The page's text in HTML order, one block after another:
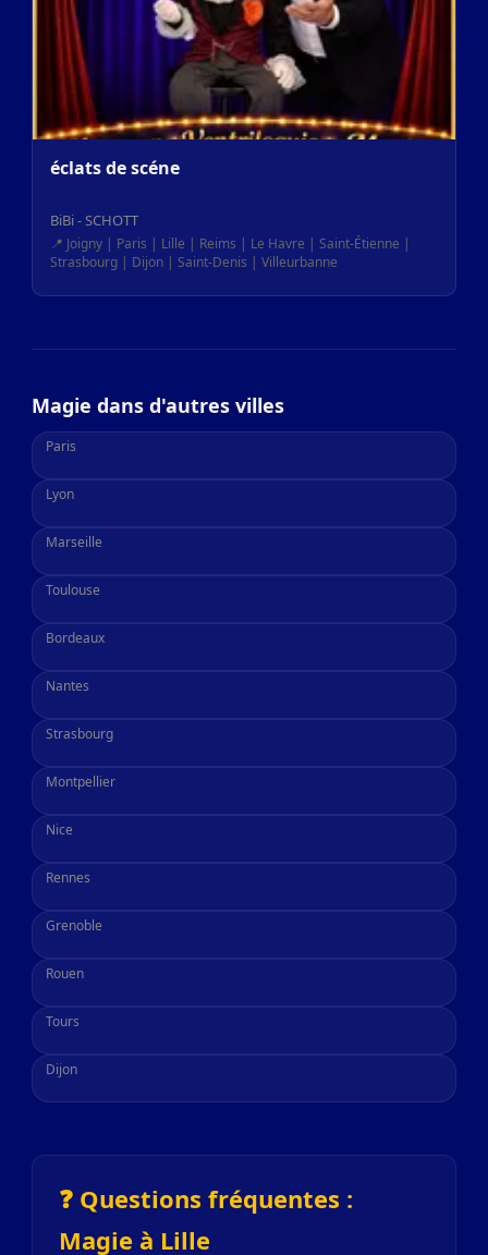
éclats de scéne
BiBi - SCHOTT
📍 Joigny | Paris | Lille | Reims | Le Havre | Saint-Étienne |
Strasbourg | Dijon | Saint-Denis | Villeurbanne
Magie dans d'autres villes
Paris
Lyon
Marseille
Toulouse
Bordeaux
Nantes
Strasbourg
Montpellier
Nice
Rennes
Grenoble
Rouen
Tours
Dijon
❓ Questions fréquentes :
Magie à Lille